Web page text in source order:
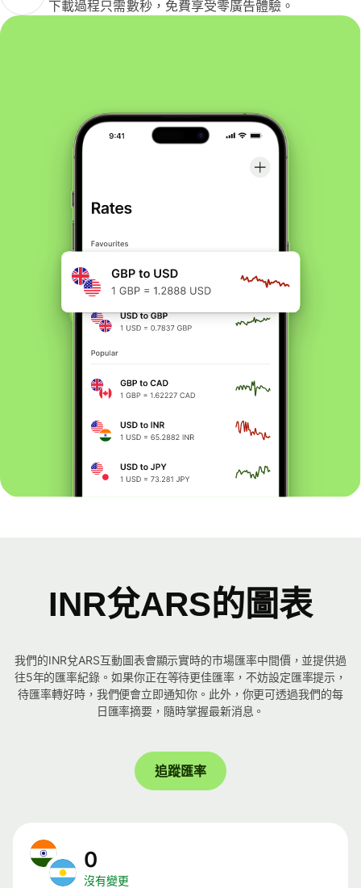
下載過程只需數秒，免費享受零廣告體驗。
INR兌ARS的圖表
我們的INR兌ARS互動圖表會顯示實時的市場匯率中間價，並提供過
往5年的匯率紀錄。如果你正在等待更佳匯率，不妨設定匯率提示，
待匯率轉好時，我們便會立即通知你。此外，你更可透過我們的每
日匯率摘要，隨時掌握最新消息。
追蹤匯率
0
沒有變更